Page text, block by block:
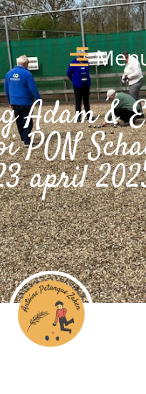
Adam &
PON
april